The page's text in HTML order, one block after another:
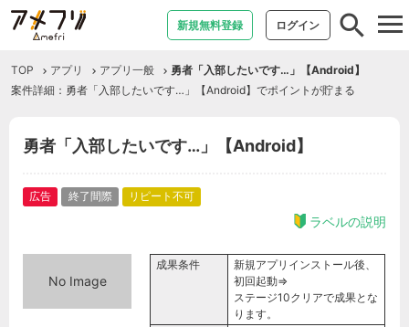
新規無料登録 ログイン
TOP アプリ アプリ一般
勇者「入部したいです…」【Android】
案件詳細：勇者「入部したいです…」【Android】でポイントが貯まる
勇者「入部したいです…」【Android】
広告 終了間際 リピート不可
ラベルの説明
No Image
成果条件
新規アプリインストール後、
初回起動⇒
ステージ10クリアで成果とな
ります。